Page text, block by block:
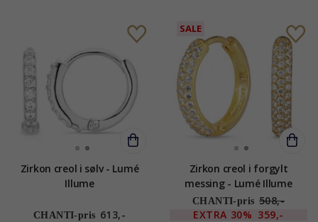
Zirkon creol i sølv - Lumé
Illume
CHANTI-pris 613,-
SALE
Zirkon creol i forgylt
messing - Lumé Illume
CHANTI-pris 508,-
EXTRA 30% 359,-